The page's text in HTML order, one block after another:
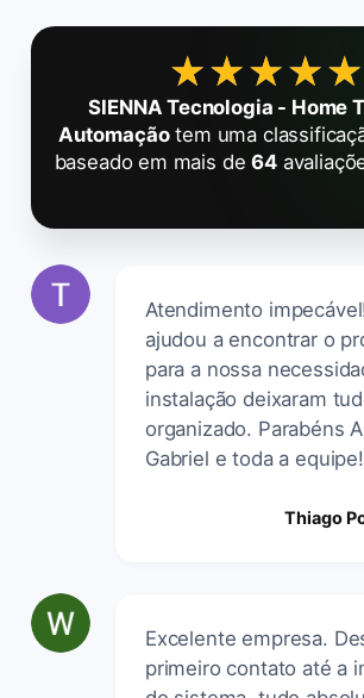
★★★★★
★★★★★
SIENNA Tecnologia - Home
Automaçãotem uma
baseado em mais de64
Atendimento
ajudou a encontrar o
para a nossa
instalação deixaram
organizado. Parabéns
Gabriel e toda a equipe!
Thiago
Excelente empresa.
primeiro contato até a